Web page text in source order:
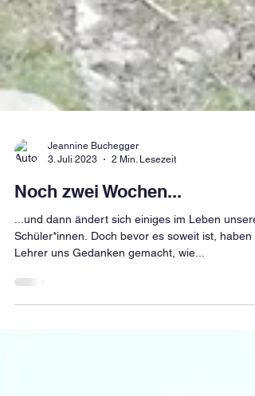
3. Juli 2023
2 Min. Lesezeit
Noch zwei Wochen...
...und dann ändert sich einiges im Leben
Lehrer uns Gedanken gemacht, wie...